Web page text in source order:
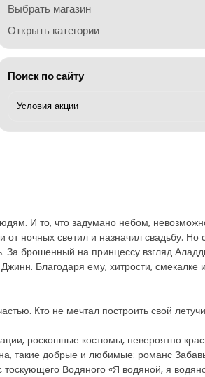
Выбрать магазин
Открыть категории
Поиск по сайту
И то, что задумано небом,
ночных светил и назначил свадьбу. Но
брошенный на принцессу взгляд
Благодаря ему, хитрости, смекалке
Кто не мечтал построить свой
роскошные костюмы, невероятно
такие добрые и любимые: романс
Водяного «Я водяной, я